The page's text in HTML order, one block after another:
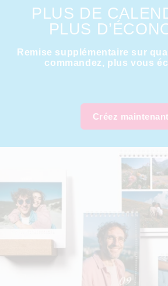
PLUS DE
PLUS
Remise supplémentaire sur
commandez, plus vous
Créez maintenant